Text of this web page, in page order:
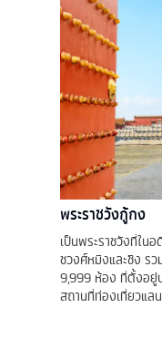
พระราชวังกู้กง
เป็นพระราชวังที่ใน
ชวงศ์หมิงและชิง ร
9,999 ห้อง ที่ตั้งอยู่
สถานที่ท่องเที่ยวแ